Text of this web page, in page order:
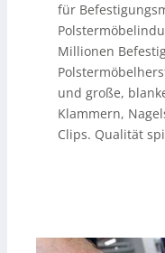
für
Millionen
und große,
Klammern,
Clips. Qualität